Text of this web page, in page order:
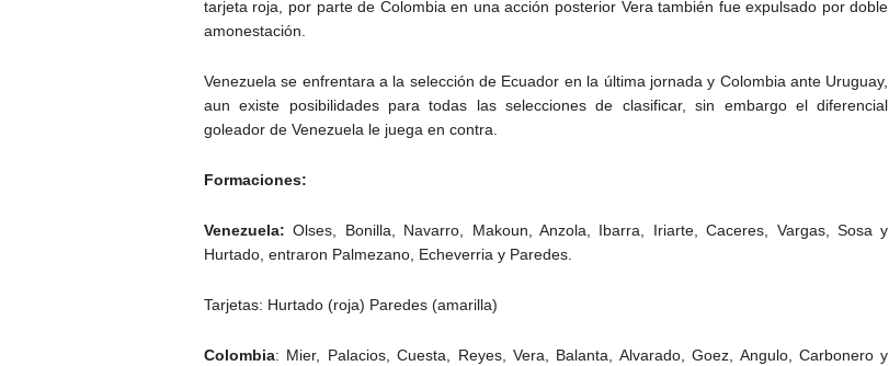
tarjeta roja, por parte de Colombia en una acción posterior Vera también fue expulsado por doble
amonestación.
Venezuela se enfrentara a la selección de Ecuador en la última jornada y Colombia ante Uruguay,
aun existe posibilidades para todas las selecciones de clasificar, sin embargo el diferencial
goleador de Venezuela le juega en contra.
Formaciones:
Venezuela: Olses, Bonilla, Navarro, Makoun, Anzola, Ibarra, Iriarte, Caceres, Vargas, Sosa y
Hurtado, entraron Palmezano, Echeverria y Paredes.
Tarjetas: Hurtado (roja) Paredes (amarilla)
Colombia: Mier, Palacios, Cuesta, Reyes, Vera, Balanta, Alvarado, Goez, Angulo, Carbonero y